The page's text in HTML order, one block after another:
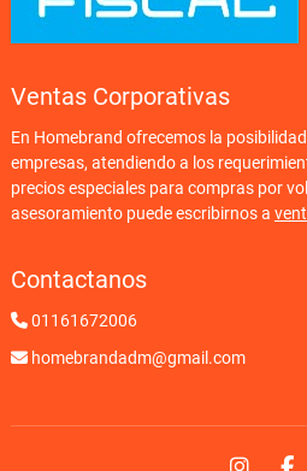
Ventas Corporativas
En Homebrand ofrecemos la
empresas, atendiendo a los
precios especiales para compras por
asesoramiento puede escribirnos a
Contactanos
01161672006
homebrandadm@gmail.com